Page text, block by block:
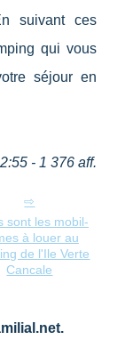
suivant ces
qui vous
séjour en
- 1 376 aff.
sont les mobil-
à louer au
de l'Ile Verte
Cancale